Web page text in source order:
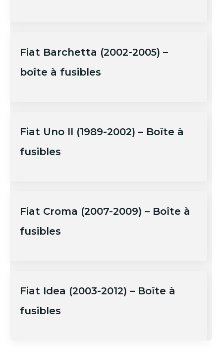
Fiat Barchetta (2002-2005) –
boîte à fusibles
Fiat Uno II (1989-2002) – Boîte à
fusibles
Fiat Croma (2007-2009) – Boîte à
fusibles
Fiat Idea (2003-2012) – Boîte à
fusibles